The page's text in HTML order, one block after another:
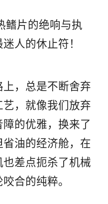
鳍片的绝响与执
人的休止符！
，总是不断舍弃
，就像我们放弃
的优雅，换来了
油的经济舱，在
差点扼杀了机械
合的纯粹。